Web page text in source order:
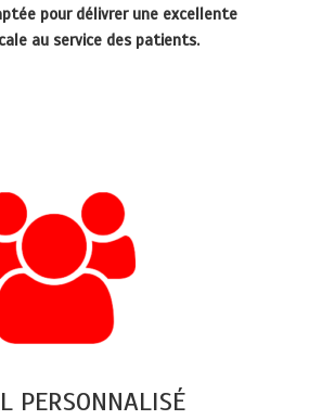
pour délivrer une excellente
au service des patients.
PERSONNALISÉ